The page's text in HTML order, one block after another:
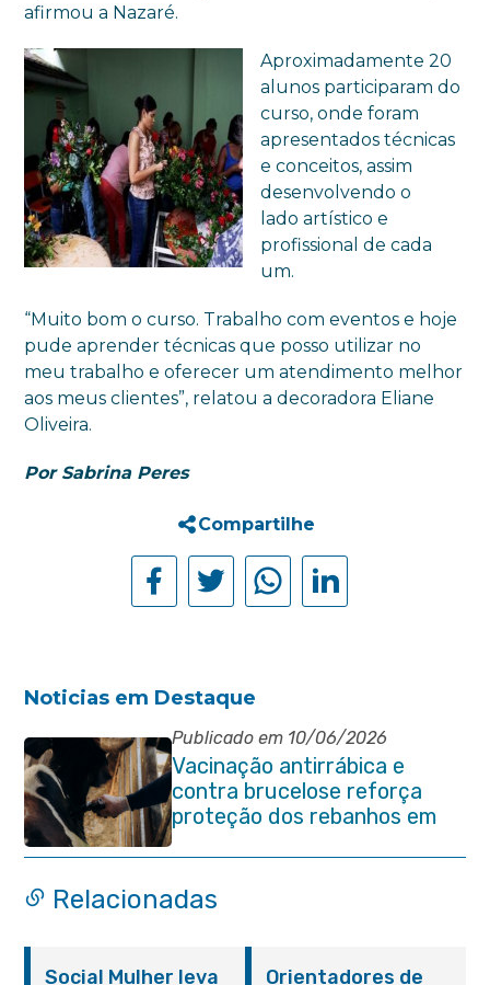
afirmou a Nazaré.
Aproximadamente 20
alunos participaram do
curso, onde foram
apresentados técnicas
e conceitos, assim
desenvolvendo o
lado artístico e
profissional de cada
um.
“Muito bom o curso. Trabalho com eventos e hoje
pude aprender técnicas que posso utilizar no
meu trabalho e oferecer um atendimento melhor
aos meus clientes”, relatou a decoradora Eliane
Oliveira.
Por Sabrina Peres
Compartilhe
Noticias em Destaque
Publicado em 10/06/2026
Vacinação antirrábica e
contra brucelose reforça
proteção dos rebanhos em
propriedades rurais de
Itaboraí
Relacionadas
Social Mulher leva
Orientadores de